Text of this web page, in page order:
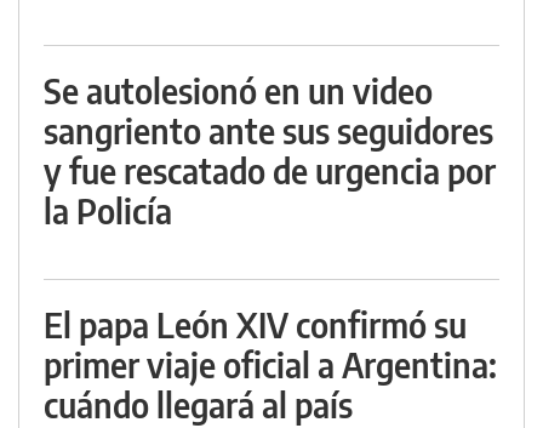
Se autolesionó en un video
sangriento ante sus seguidores
y fue rescatado de urgencia por
la Policía
El papa León XIV confirmó su
primer viaje oficial a Argentina:
cuándo llegará al país